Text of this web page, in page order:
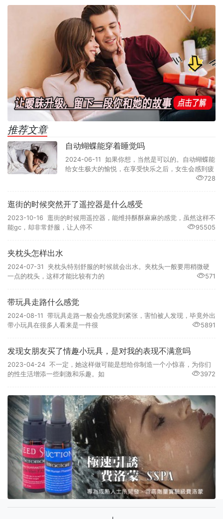
推荐文章
自动蝴蝶能穿着睡觉吗
2024-06-11 如果你想，当然是可以的。自动蝴蝶能
给女生极大的愉悦，在享受快乐之后，女生会感到疲
728
逛街的时候突然开了遥控器是什么感受
2023-10-16 逛街的时候用遥控器，能维持酥酥麻麻的感觉，虽然这样不
能gc，却非常舒服，让人停不
95505
夹枕头怎样出水
2024-07-31 夹枕头特别舒服的时候就会出水。夹枕头一般要用稍微硬
一点的枕头，这样才能比较有力的
571
带玩具走路什么感觉
2024-08-11 带玩具走路一般会先感觉到紧张，害怕被人发现，毕竟外出
带小玩具在很多人看来是一件很
5891
发现女朋友买了情趣小玩具，是对我的表现不满意吗
2023-04-24 不一定，她这样做可能是想给你制造一个小惊喜，为你们
的性生活增添一些刺激和乐趣。如
3972